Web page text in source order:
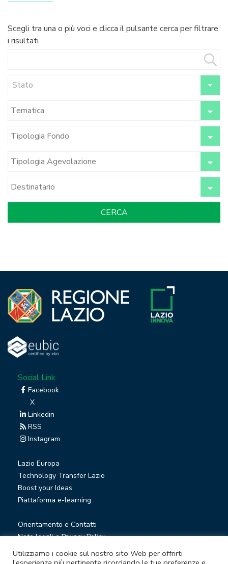
Scegli tra una o più voci e clicca il pulsante cerca per filtrare
i risultati
Stato
Social Link
Facebook
X
Linkedin
RSS
Instagram
Lazio Europa
Technology Transfer Lazio
Boost your Ideas
Piattaforma e-learning
Orientamento e Contatti
Note legali e Privacy Policy
Privacy Newsletter
Società trasparente
Utilizziamo i cookie sul nostro sito Web per offrirti